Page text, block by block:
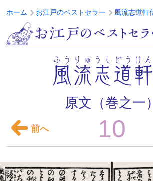
ホーム お江戸のベストセラー 風流志道軒
風流志道
ふうりゅうしどうけん
原文（巻之一）
10
前へ